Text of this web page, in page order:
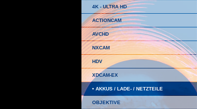
4K - ULTRA HD
ACTIONCAM
AVCHD
NXCAM
HDV
XDCAM-EX
AKKUS / LADE- / NETZTEILE
OBJEKTIVE